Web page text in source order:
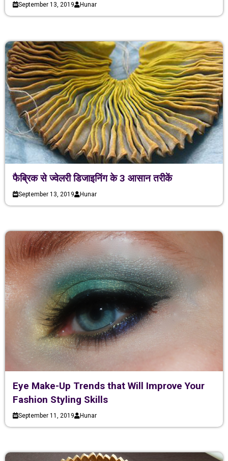
September 13, 2019 Hunar
फैब्रिक से ज्वेलरी डिजाइनिंग के 3 आसान तरीकें
September 13, 2019 Hunar
Eye Make-Up Trends that Will Improve Your
Fashion Styling Skills
September 11, 2019 Hunar